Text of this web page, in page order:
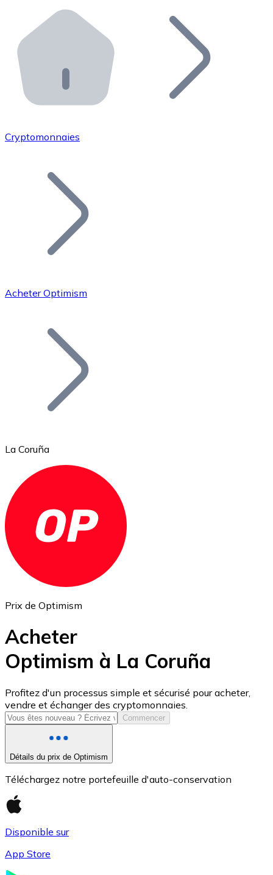
Distributeurs automatiques Bitnovo
Intégrez un ATM Bitnovo dans votre entreprise et
API Bitnovo
Intégrez notre API dans votre écosystème.
Rejoignez notre réseau de distributeurs et
Ajoutez le token de votre projet à notre service
Bitcoin
Ethereum
ETH
USD Coin
USDC
Cryptomonnaies
Acheter Optimism
La Coruña
Prix de Optimism
Acheter
Optimism à La Coruña
Profitez d'un processus simple et sécurisé pour acheter,
vendre et échanger des cryptomonnaies.
Commencer
Détails du prix de Optimism
Téléchargez notre portefeuille d'auto-conservation
Disponible sur
App Store